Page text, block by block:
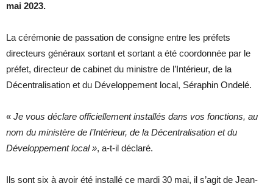
mai 2023.
La cérémonie de passation de consigne entre les préfets
directeurs généraux sortant et sortant a été coordonnée par le
préfet, directeur de cabinet du ministre de l’Intérieur, de la
Décentralisation et du Développement local, Séraphin Ondelé.
« Je vous déclare officiellement installés dans vos fonctions, au
nom du ministère de l’Intérieur, de la Décentralisation et du
Développement local », a-t-il déclaré.
Ils sont six à avoir été installé ce mardi 30 mai, il s’agit de Jean-